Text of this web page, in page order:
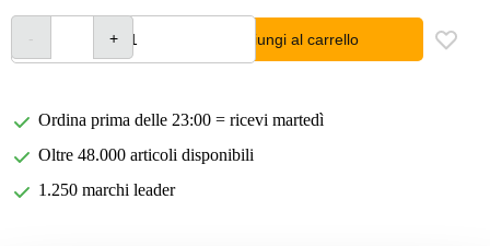
Aggiungi al carrello
Ordina prima delle 23:00 = ricevi martedì
Oltre 48.000 articoli disponibili
1.250 marchi leader